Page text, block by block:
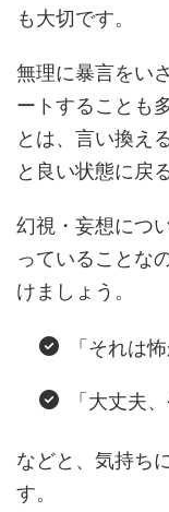
も大切です。
無理に暴言をい
ートすることも
とは、言い換え
と良い状態に戻
幻視・妄想につ
っていることな
けましょう。
「それは
「大丈夫
などと、気持ち
す。